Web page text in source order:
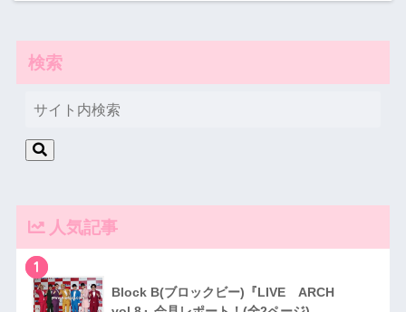
検索
人気記事
1
Block B(ブロックビー)『LIVE ARCH